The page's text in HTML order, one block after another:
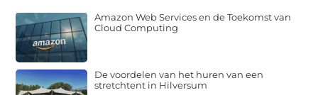
Amazon Web Services en de Toekomst van
Cloud Computing
De voordelen van het huren van een
stretchtent in Hilversum